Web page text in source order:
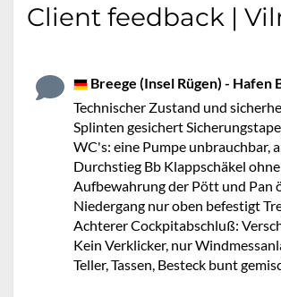
Client feedback |
Breege (Insel Rügen) - Hafen
Technischer Zustand und
Splinten gesichert
WC's: eine Pumpe unbrauchbar,
Durchstieg Bb Klappschäkel
Aufbewahrung der Pött und Pan
Niedergang nur oben befestigt
Achterer Cockpitabschluß:
Kein Verklicker, nur
Teller, Tassen, Besteck bunt